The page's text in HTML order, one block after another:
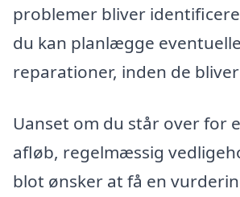
problemer bliver
du kan planlægge eventuelle
reparationer, inden de
Uanset om du står over for
afløb, regelmæssig
blot ønsker at få en